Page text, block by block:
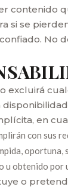
contenido
si se
No
excluirá
en
con sus
oportuna,
u obtenido
o